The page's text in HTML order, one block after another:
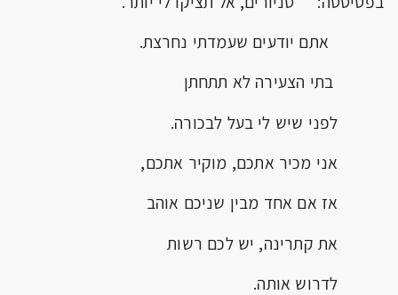
אתם יודעים שעמדתי נחרצת.
בתי הצעירה לא תתחתן
לפני שיש לי בעל לבכורה.
אני מכיר אתכם, מוקיר אתכם,
אז אם אחד מבין שניכם אוהב
את קתרינה, יש לכם רשות
לדרוש אותה.